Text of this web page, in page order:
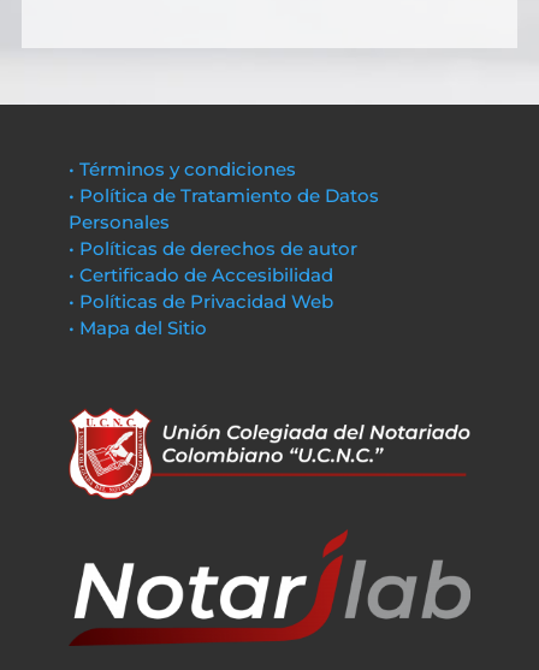
• Términos y condiciones
• Política de Tratamiento de Datos
Personales
• Políticas de derechos de autor
• Certificado de Accesibilidad
• Políticas de Privacidad Web
• Mapa del Sitio